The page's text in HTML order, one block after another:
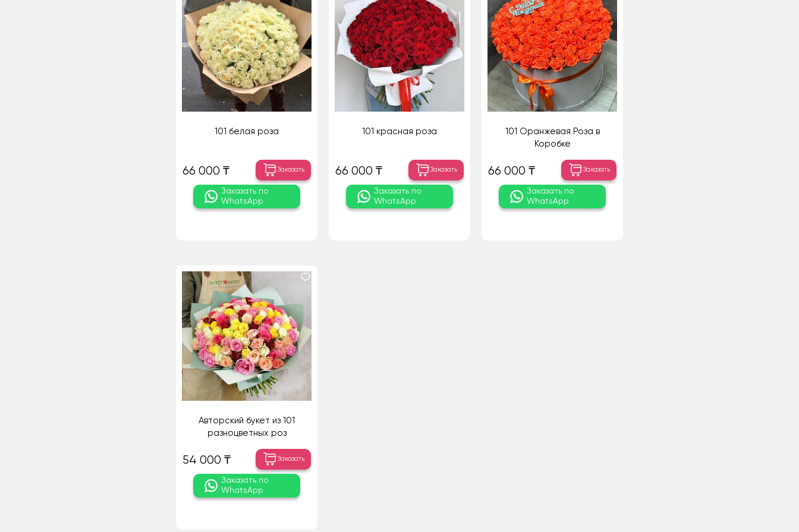
101 белая роза
66 000 ₸ Заказать
Заказать по
WhatsApp
101 красная роза
66 000 ₸ Заказать
Заказать по
WhatsApp
101 Оранжевая Роза в
Коробке
66 000 ₸ Заказать
Заказать по
WhatsApp
Авторский букет из 101
разноцветных роз
54 000 ₸ Заказать
Заказать по
WhatsApp